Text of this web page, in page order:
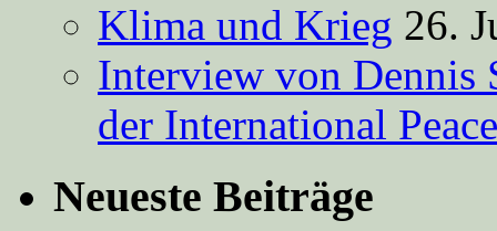
Klima und Krieg 26.
Interview von Dennis
der International
Neueste Beiträge